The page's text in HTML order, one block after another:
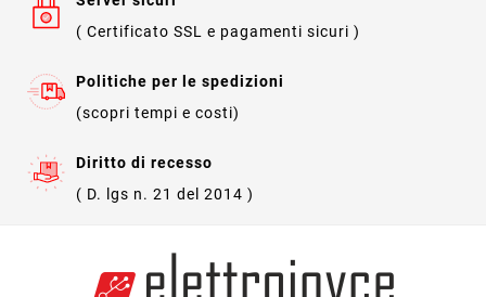
( Certificato SSL e pagamenti sicuri )
Politiche per le spedizioni
(scopri tempi e costi)
Diritto di recesso
( D. lgs n. 21 del 2014 )